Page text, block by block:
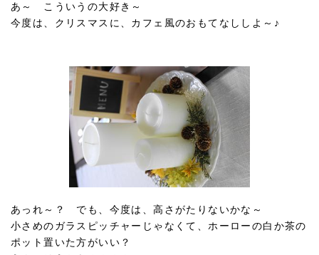
あ～ こういうの大好き～
今度は、クリスマスに、カフェ風のおもてなししよ～♪
あっれ～？ でも、今度は、高さがたりないかな～
小さめのガラスピッチャーじゃなくて、ホーローの白か茶の
ポット置いた方がいい？